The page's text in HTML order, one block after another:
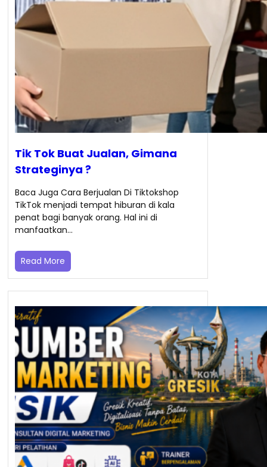
Tik Tok Buat Jualan, Gimana
Strateginya ?
Baca Juga Cara Berjualan Di Tiktokshop
TikTok menjadi tempat hiburan di kala
penat bagi banyak orang. Hal ini di
manfaatkan…
Read More